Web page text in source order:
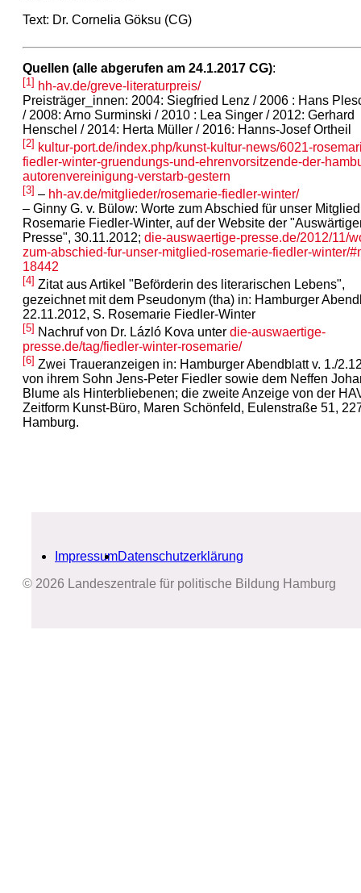
Text: Dr. Cornelia Göksu (CG)
Quellen (alle abgerufen am 24.1.2017 CG):
[1] hh-av.de/greve-literaturpreis/
Preisträger_innen: 2004: Siegfried Lenz / 2006 : Hans
/ 2008: Arno Surminski / 2010 : Lea Singer / 2012: Gerhard
Henschel / 2014: Herta Müller / 2016: Hanns-Josef Ortheil
[2] kultur-port.de/index.php/kunst-kultur-news/6021-
fiedler-winter-gruendungs-und-ehrenvorsitzende-der-
autorenvereinigung-verstarb-gestern
[3] – hh-av.de/mitglieder/rosemarie-fiedler-winter/
– Ginny G. v. Bülow: Worte zum Abschied für unser Mitglied
Rosemarie Fiedler-Winter, auf der Website der
Presse", 30.11.2012; die-auswaertige-presse.de/2012/11/
zum-abschied-fur-unser-mitglied-rosemarie-fiedler-winter/
18442
[4] Zitat aus Artikel "Beförderin des literarischen Lebens",
gezeichnet mit dem Pseudonym (tha) in: Hamburger
22.11.2012, S. Rosemarie Fiedler-Winter
[5] Nachruf von Dr. Lázló Kova unter die-auswaertige-
presse.de/tag/fiedler-winter-rosemarie/
[6] Zwei Traueranzeigen in: Hamburger Abendblatt v. 1./
von ihrem Sohn Jens-Peter Fiedler sowie dem Neffen
Blume als Hinterbliebenen; die zweite Anzeige von der
Zeitform Kunst-Büro, Maren Schönfeld, Eulenstraße 51,
Hamburg.
ImpressumDatenschutzerklärung
© 2026 Landeszentrale für politische Bildung Hamburg